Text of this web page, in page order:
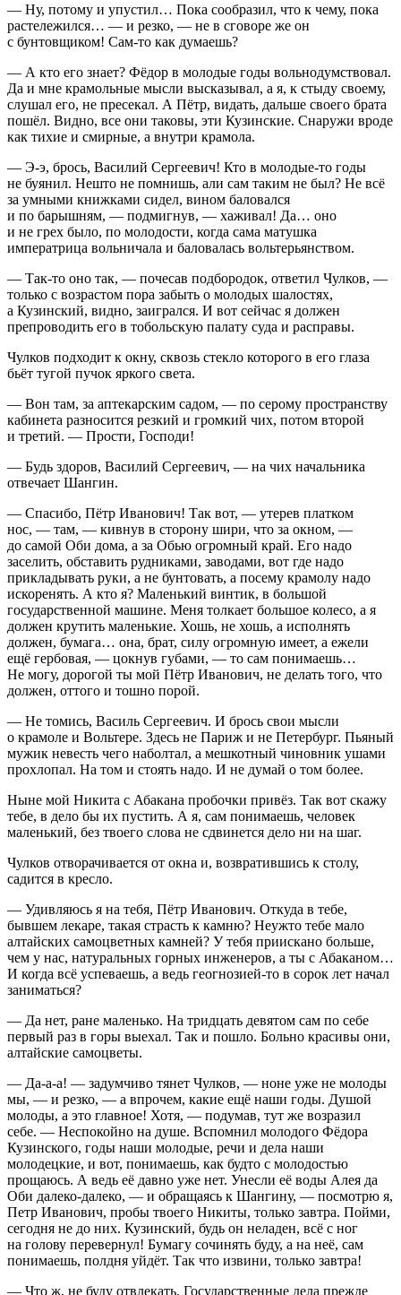
— Ну, потому и упустил… Пока сообразил, что к чему, пока
растележился… — и резко, — не в сговоре же он
с бунтовщиком! Сам-то как думаешь?
— А кто его знает? Фёдор в молодые годы вольнодумствовал.
Да и мне крамольные мысли высказывал, а я, к стыду своему,
слушал его, не пресекал. А Пётр, видать, дальше своего брата
пошёл. Видно, все они таковы, эти Кузинские. Снаружи вроде
как тихие и смирные, а внутри крамола.
— Э-э, брось, Василий Сергеевич! Кто в молодые-то годы
не буянил. Нешто не помнишь, али сам таким не был? Не всё
за умными книжками сидел, вином баловался
и по барышням, — подмигнув, — хаживал! Да… оно
и не грех было, по молодости, когда сама матушка
императрица вольничала и баловалась вольтерьянством.
— Так-то оно так, — почесав подбородок, ответил Чулков, —
только с возрастом пора забыть о молодых шалостях,
а Кузинский, видно, заигрался. И вот сейчас я должен
препроводить его в тобольскую палату суда и расправы.
Чулков подходит к окну, сквозь стекло которого в его глаза
бьёт тугой пучок яркого света.
— Вон там, за аптекарским садом, — по серому пространству
кабинета разносится резкий и громкий чих, потом второй
и третий. — Прости, Господи!
— Будь здоров, Василий Сергеевич, — на чих начальника
отвечает Шангин.
— Спасибо, Пётр Иванович! Так вот, — утерев платком
нос, — там, — кивнув в сторону шири, что за окном, —
до самой Оби дома, а за Обью огромный край. Его надо
заселить, обставить рудниками, заводами, вот где надо
прикладывать руки, а не бунтовать, а посему крамолу надо
искоренять. А кто я? Маленький винтик, в большой
государственной машине. Меня толкает большое колесо, а я
должен крутить маленькие. Хошь, не хошь, а исполнять
должен, бумага… она, брат, силу огромную имеет, а ежели
ещё гербовая, — цокнув губами, — то сам понимаешь…
Не могу, дорогой ты мой Пётр Иванович, не делать того, что
должен, оттого и тошно порой.
— Не томись, Василь Сергеевич. И брось свои мысли
о крамоле и Вольтере. Здесь не Париж и не Петербург. Пьяный
мужик невесть чего наболтал, а мешкотный чиновник ушами
прохлопал. На том и стоять надо. И не думай о том более.
Ныне мой Никита с Абакана пробочки привёз. Так вот скажу
тебе, в дело бы их пустить. А я, сам понимаешь, человек
маленький, без твоего слова не сдвинется дело ни на шаг.
Чулков отворачивается от окна и, возвратившись к столу,
садится в кресло.
— Удивляюсь я на тебя, Пётр Иванович. Откуда в тебе,
бывшем лекаре, такая страсть к камню? Неужто тебе мало
алтайских самоцветных камней? У тебя приискано больше,
чем у нас, натуральных горных инженеров, а ты с Абаканом…
И когда всё успеваешь, а ведь геогнозией-то в сорок лет начал
заниматься?
— Да нет, ране маленько. На тридцать девятом сам по себе
первый раз в горы выехал. Так и пошло. Больно красивы они,
алтайские самоцветы.
— Да-а-а! — задумчиво тянет Чулков, — ноне уже не молоды
мы, — и резко, — а впрочем, какие ещё наши годы. Душой
молоды, а это главное! Хотя, — подумав, тут же возразил
себе. — Неспокойно на душе. Вспомнил молодого Фёдора
Кузинского, годы наши молодые, речи и дела наши
молодецкие, и вот, понимаешь, как будто с молодостью
прощаюсь. А ведь её давно уже нет. Унесли её воды Алея да
Оби далеко-далеко, — и обращаясь к Шангину, — посмотрю я,
Петр Иванович, пробы твоего Никиты, только завтра. Пойми,
сегодня не до них. Кузинский, будь он неладен, всё с ног
на голову перевернул! Бумагу сочинять буду, а на неё, сам
понимаешь, полдня уйдёт. Так что извини, только завтра!
— Что ж, не буду отвлекать. Государственные дела прежде